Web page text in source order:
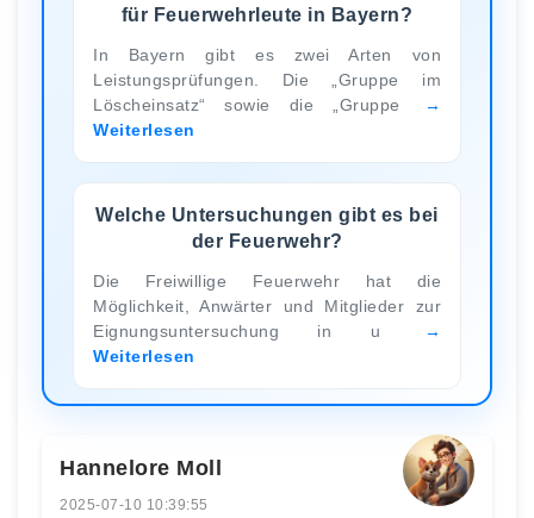
für Feuerwehrleute in Bayern?
In Bayern gibt es zwei Arten von
Leistungsprüfungen. Die „Gruppe im
Löscheinsatz“ sowie die „Gruppe
Weiterlesen
Welche Untersuchungen gibt es bei
der Feuerwehr?
Die Freiwillige Feuerwehr hat die
Möglichkeit, Anwärter und Mitglieder zur
Eignungsuntersuchung in u
Weiterlesen
Hannelore Moll
2025-07-10 10:39:55